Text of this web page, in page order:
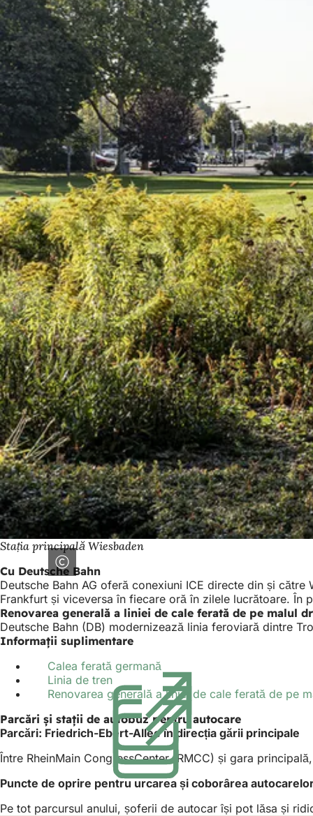
Stația principală Wiesbaden
Cu Deutsche Bahn
Deutsche Bahn AG oferă conexiuni ICE directe din și
Frankfurt și viceversa în fiecare oră în zilele lucrătoare. În
Renovarea generală a liniei de cale ferată de pe malul
Deutsche Bahn (DB) modernizează linia feroviară dintre
Informații suplimentare
Calea ferată germană
deschide
într-
o
filă
nouă)
Linia de tren
deschide
într-
o
filă
nouă)
Renovarea generală a liniei de cale ferată de pe
Parcări și stații de autobuz pentru autocare
Parcări: Friedrich-Ebert-Allee în direcția gării principale
Între RheinMain CongressCenter (RMCC) și gara
Puncte de oprire pentru urcarea și coborârea
Pe tot parcursul anului, șoferii de autocar își pot lăsa și